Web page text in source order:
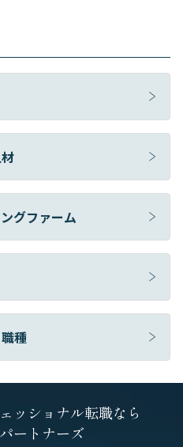
グファーム
種
ッショナル転職なら
ートナーズ